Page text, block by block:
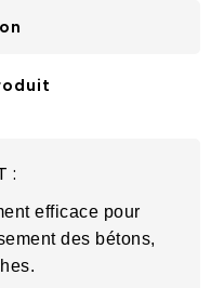
:
efficace pour
des bétons,